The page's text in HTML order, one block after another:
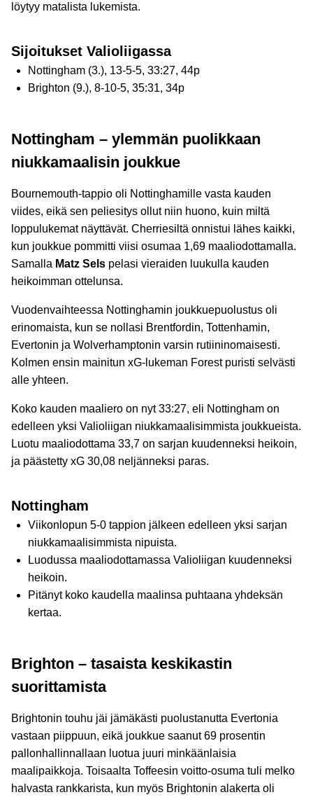
löytyy matalista lukemista.
Sijoitukset Valioliigassa
Nottingham (3.), 13-5-5, 33:27, 44p
Brighton (9.), 8-10-5, 35:31, 34p
Nottingham – ylemmän puolikkaan
niukkamaalisin joukkue
Bournemouth-tappio oli Nottinghamille vasta kauden
viides, eikä sen peliesitys ollut niin huono, kuin miltä
loppulukemat näyttävät. Cherriesiltä onnistui lähes kaikki,
kun joukkue pommitti viisi osumaa 1,69 maaliodottamalla.
Samalla Matz Sels pelasi vieraiden luukulla kauden
heikoimman ottelunsa.
Vuodenvaihteessa Nottinghamin joukkuepuolustus oli
erinomaista, kun se nollasi Brentfordin, Tottenhamin,
Evertonin ja Wolverhamptonin varsin rutiininomaisesti.
Kolmen ensin mainitun xG-lukeman Forest puristi selvästi
alle yhteen.
Koko kauden maaliero on nyt 33:27, eli Nottingham on
edelleen yksi Valioliigan niukkamaalisimmista joukkueista.
Luotu maaliodottama 33,7 on sarjan kuudenneksi heikoin,
ja päästetty xG 30,08 neljänneksi paras.
Nottingham
Viikonlopun 5-0 tappion jälkeen edelleen yksi sarjan
niukkamaalisimmista nipuista.
Luodussa maaliodottamassa Valioliigan kuudenneksi
heikoin.
Pitänyt koko kaudella maalinsa puhtaana yhdeksän
kertaa.
Brighton – tasaista keskikastin
suorittamista
Brightonin touhu jäi jämäkästi puolustanutta Evertonia
vastaan piippuun, eikä joukkue saanut 69 prosentin
pallonhallinnallaan luotua juuri minkäänlaisia
maalipaikkoja. Toisaalta Toffeesin voitto-osuma tuli melko
halvasta rankkarista, kun myös Brightonin alakerta oli